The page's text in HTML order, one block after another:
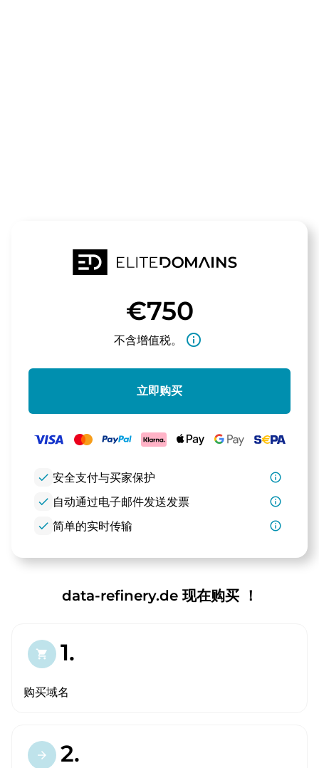
€750
不含增值税。 info_outline
立即购买
check 安全支付与买家保护
info_outline
check 自动通过电子邮件发送发票
info_outline
check 简单的实时传输 info_outline
data-refinery.de 现在购买 ！
shopping_cart 1.
购买域名
arrow_forward 2.